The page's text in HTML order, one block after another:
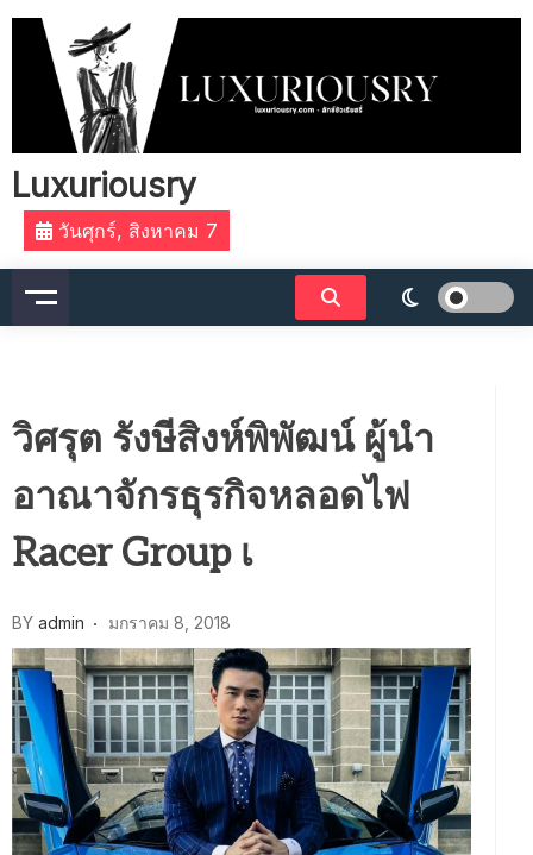
Skip
content
Luxuriousry
วันศุกร์, สิงหาคม 7
วิศรุต รังษีสิงห์พิพัฒน์ ผู้นำ
อาณาจักรธุรกิจหลอดไฟ
Racer Group เ
BY admin มกราคม 8, 2018